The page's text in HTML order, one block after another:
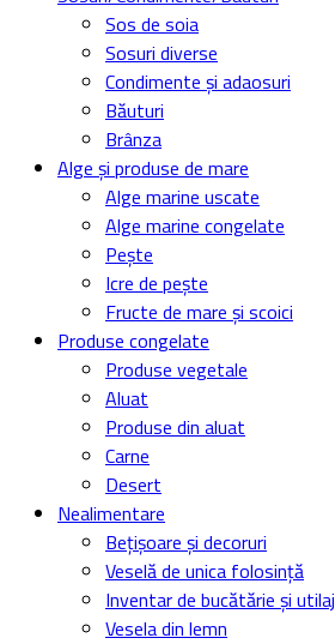
Sos de soia
Sosuri diverse
Condimente și adaosuri
Băuturi
Brânza
Alge și produse de mare
Alge marine uscate
Alge marine congelate
Pește
Icre de pește
Fructe de mare și scoici
Produse congelate
Produse vegetale
Aluat
Produse din aluat
Carne
Desert
Nealimentare
Bețișoare și decoruri
Veselă de unica folosință
Inventar de bucătărie și utilaj
Vesela din lemn